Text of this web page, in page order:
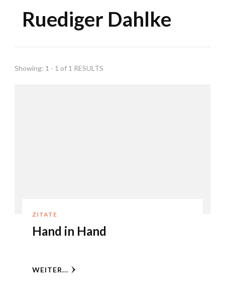
Ruediger Dahlke
Showing: 1 - 1 of 1 RESULTS
ZITATE
Hand in Hand
WEITER...